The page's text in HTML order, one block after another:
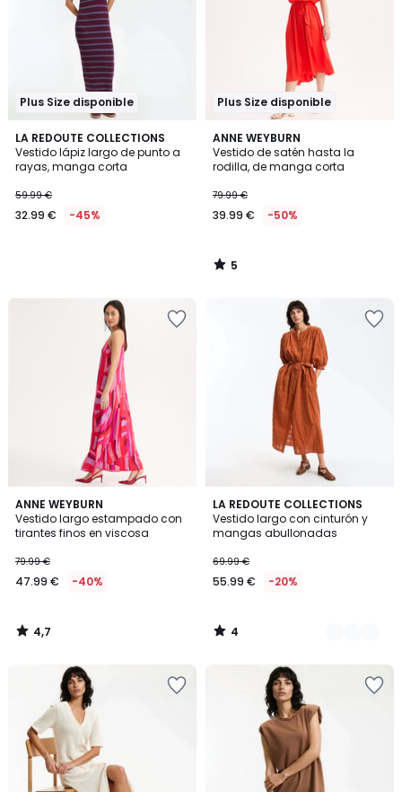
Plus Size disponible
LA REDOUTE COLLECTIONS
Vestido lápiz largo de punto a
rayas, manga corta
59.99 €
32.99 € -45%
Plus Size disponible
ANNE WEYBURN
Vestido de satén hasta la
rodilla, de manga corta
79.99 €
39.99 € -50%
5
/
5
5
/
ANNE WEYBURN
Vestido largo estampado con
tirantes finos en viscosa
79.99 €
47.99 € -40%
4,7
/ 5
4,7
/
LA REDOUTE COLLECTIONS
Vestido largo con cinturón y
mangas abullonadas
69.99 €
55.99 € -20%
4
/
5
2
Colores
4
/